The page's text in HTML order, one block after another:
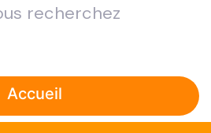
recherchez
Accueil